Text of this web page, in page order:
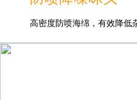
高密度防喷海绵，有效降低